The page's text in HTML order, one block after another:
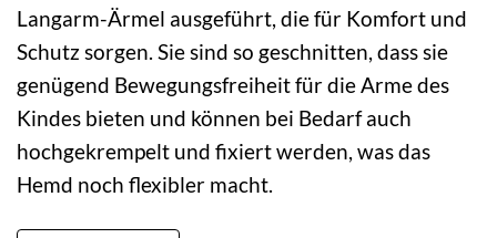
Langarm-Ärmel ausgeführt, die für Komfort und
Schutz sorgen. Sie sind so geschnitten, dass sie
genügend Bewegungsfreiheit für die Arme des
Kindes bieten und können bei Bedarf auch
hochgekrempelt und fixiert werden, was das
Hemd noch flexibler macht.